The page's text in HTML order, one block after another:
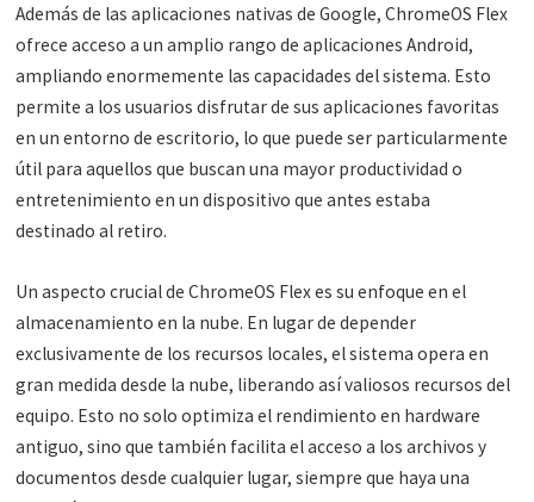
Además de las aplicaciones nativas de Google, ChromeOS Flex
ofrece acceso a un amplio rango de aplicaciones Android,
ampliando enormemente las capacidades del sistema. Esto
permite a los usuarios disfrutar de sus aplicaciones favoritas
en un entorno de escritorio, lo que puede ser particularmente
útil para aquellos que buscan una mayor productividad o
entretenimiento en un dispositivo que antes estaba
destinado al retiro.
Un aspecto crucial de ChromeOS Flex es su enfoque en el
almacenamiento en la nube. En lugar de depender
exclusivamente de los recursos locales, el sistema opera en
gran medida desde la nube, liberando así valiosos recursos del
equipo. Esto no solo optimiza el rendimiento en hardware
antiguo, sino que también facilita el acceso a los archivos y
documentos desde cualquier lugar, siempre que haya una